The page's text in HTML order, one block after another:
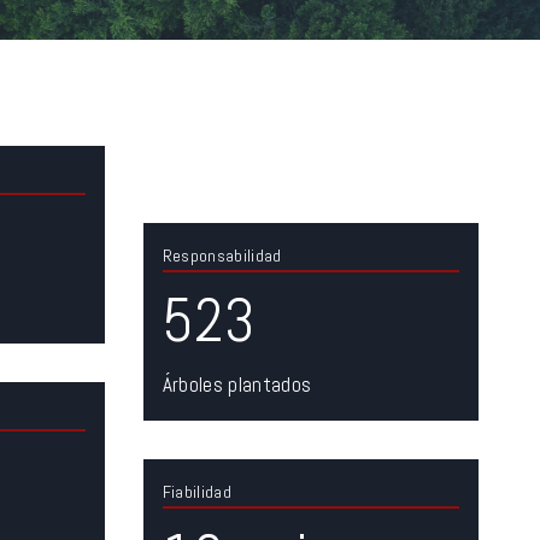
Responsabilidad
2
524
Árboles plantados
Fiabilidad